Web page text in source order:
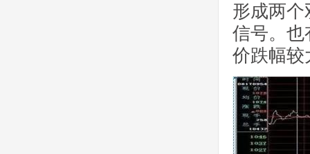
形成两
信号。也
价跌幅较